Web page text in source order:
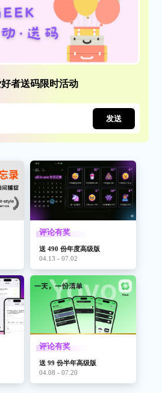
者送码限时活动
发送
评论有奖
送 490 份年度高级版
04.13 - 07.02
评论有奖
送 99 份半年高级版
04.08 - 07.20